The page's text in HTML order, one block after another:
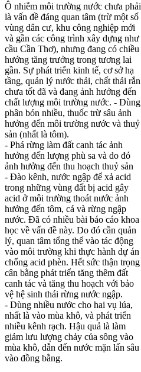
Ô nhiễm môi trường nước chưa phải
là vấn đề đáng quan tâm (trừ một số
vùng dân cư, khu công nghiệp mới
và gần các công trình xây dựng như
cầu Cần Thơ), nhưng đang có chiều
hướng tăng trưởng trong tương lai
gần. Sự phát triển kinh tế, cơ sở hạ
tầng, quản lý nước thải, chất thải rắn
chưa tốt đã và đang ảnh hưởng đến
chất lượng môi trường nước. - Dùng
phân bón nhiều, thuốc trừ sâu ảnh
hưởng đến môi trường nước và thuỷ
sản (nhất là tôm).
- Phá rừng làm đất canh tác ảnh
hưởng đến lượng phù sa và do đó
ảnh hưởng đến thu hoạch thuỷ sản
- Đào kênh, nước ngập để xả acid
trong những vùng đất bị acid gây
acid ở môi trường thoát nước ảnh
hưởng đến tôm, cá và rừng ngập
nước. Đã có nhiều bài báo cáo khoa
học về vấn đề này. Do đó cần quản
lý, quan tâm tổng thể vào tác động
vào môi trường khi thực hành dự án
chống acid phèn. Hết sức thận trọng
cân bằng phát triển tăng thêm đất
canh tác và tăng thu hoạch với bảo
vệ hệ sinh thái rừng nước ngập.
- Dùng nhiều nước cho hai vụ lúa,
nhất là vào mùa khô, và phát triển
nhiều kênh rạch. Hậu quả là làm
giảm lưu lượng chảy của sông vào
mùa khô, dẫn đến nước mặn lấn sâu
vào đồng bằng.